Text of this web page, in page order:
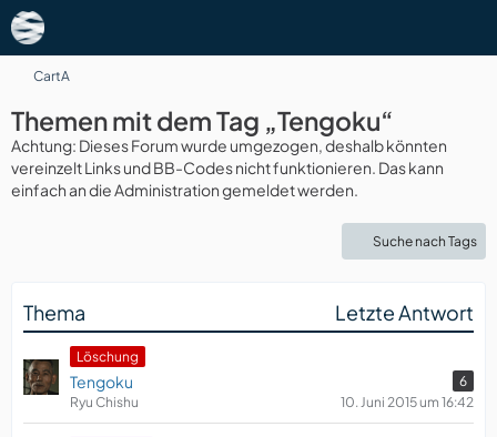
CartA
Themen mit dem Tag „Tengoku“
Achtung: Dieses Forum wurde umgezogen, deshalb könnten
vereinzelt Links und BB-Codes nicht funktionieren. Das kann
einfach an die Administration gemeldet werden.
Suche nach Tags
Thema Letzte Antwort
Löschung
Tengoku
6
Ryu Chishu
10. Juni 2015 um 16:42